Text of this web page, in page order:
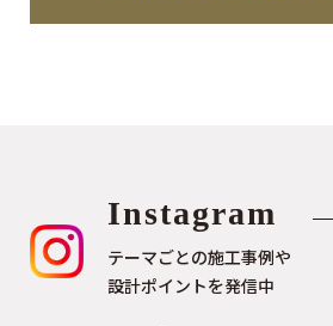
Instagram
テーマごとの施工事例や
設計ポイントを発信中